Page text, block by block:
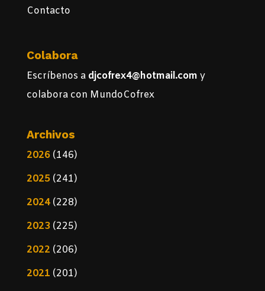
Contacto
Colabora
Escríbenos a djcofrex4@hotmail.com y
colabora con MundoCofrex
Archivos
2026(146)
2025(241)
2024(228)
2023(225)
2022 (206)
2021 (201)